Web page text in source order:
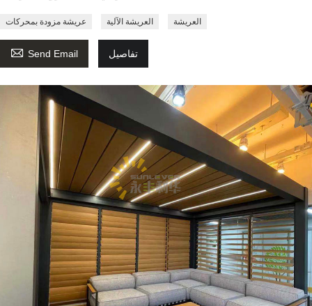
عريشة مزودة بمحركات العريشة الآلية العريشة
 Send Email تفاصيل